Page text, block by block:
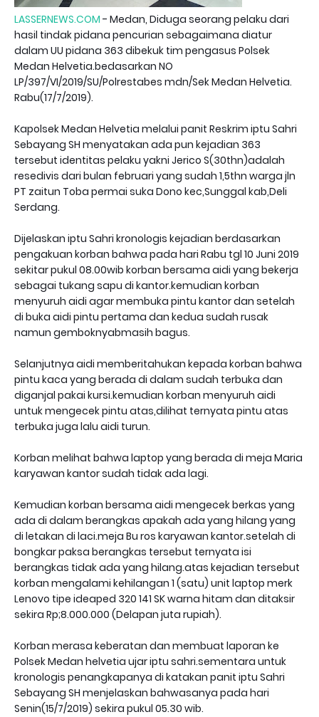
LASSERNEWS.COM - Medan, Diduga seorang pelaku dari
hasil tindak pidana pencurian sebagaimana diatur
dalam UU pidana 363 dibekuk tim pengasus Polsek
Medan Helvetia.bedasarkan NO
LP/397/VI/2019/SU/Polrestabes mdn/Sek Medan Helvetia.
Rabu(17/7/2019).
Kapolsek Medan Helvetia melalui panit Reskrim iptu Sahri
Sebayang SH menyatakan ada pun kejadian 363
tersebut identitas pelaku yakni Jerico S(30thn)adalah
resedivis dari bulan februari yang sudah 1,5thn warga jln
PT zaitun Toba permai suka Dono kec,Sunggal kab,Deli
Serdang.
Dijelaskan iptu Sahri kronologis kejadian berdasarkan
pengakuan korban bahwa pada hari Rabu tgl 10 Juni 2019
sekitar pukul 08.00wib korban bersama aidi yang bekerja
sebagai tukang sapu di kantor.kemudian korban
menyuruh aidi agar membuka pintu kantor dan setelah
di buka aidi pintu pertama dan kedua sudah rusak
namun gemboknyabmasih bagus.
Selanjutnya aidi memberitahukan kepada korban bahwa
pintu kaca yang berada di dalam sudah terbuka dan
diganjal pakai kursi.kemudian korban menyuruh aidi
untuk mengecek pintu atas,dilihat ternyata pintu atas
terbuka juga lalu aidi turun.
Korban melihat bahwa laptop yang berada di meja Maria
karyawan kantor sudah tidak ada lagi.
Kemudian korban bersama aidi mengecek berkas yang
ada di dalam berangkas apakah ada yang hilang yang
di letakan di laci.meja Bu ros karyawan kantor.setelah di
bongkar paksa berangkas tersebut ternyata isi
berangkas tidak ada yang hilang.atas kejadian tersebut
korban mengalami kehilangan 1 (satu) unit laptop merk
Lenovo tipe ideaped 320 141 SK warna hitam dan ditaksir
sekira Rp;8.000.000 (Delapan juta rupiah).
Korban merasa keberatan dan membuat laporan ke
Polsek Medan helvetia ujar iptu sahri.sementara untuk
kronologis penangkapanya di katakan panit iptu Sahri
Sebayang SH menjelaskan bahwasanya pada hari
Senin(15/7/2019) sekira pukul 05.30 wib.